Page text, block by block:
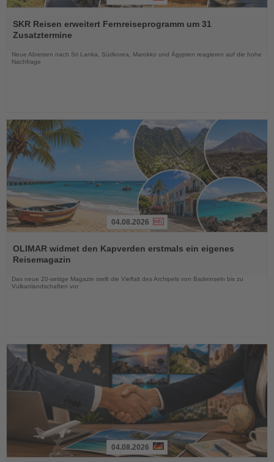
Sie
die
SKR Reisen erweitert Fernreiseprogramm um 31
Zusatztermine
Neue Abreisen nach Sri Lanka, Südkorea, Marokko und Ägypten reagieren auf die hohe
Nachfrage
Sie
die
Nachrichten
04.08.2026
OLIMAR widmet den Kapverden erstmals ein eigenes
Reisemagazin
Das neue 20-seitige Magazin stellt die Vielfalt des Archipels von Badeinseln bis zu
Vulkanlandschaften vor
04.08.2026